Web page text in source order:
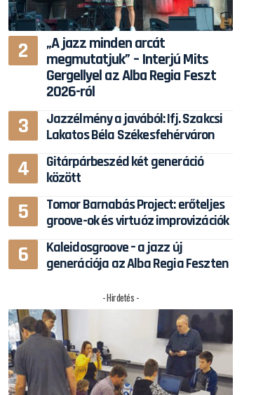
„A jazz minden arcát
megmutatjuk” – Interjú Mits
Gergellyel az Alba Regia Feszt
2026-ról
Jazzélmény a javából: Ifj. Szakcsi
Lakatos Béla Székesfehérváron
Gitárpárbeszéd két generáció
között
Tomor Barnabás Project: erőteljes
groove-ok és virtuóz improvizációk
Kaleidosgroove – a jazz új
generációja az Alba Regia Feszten
- Hirdetés -